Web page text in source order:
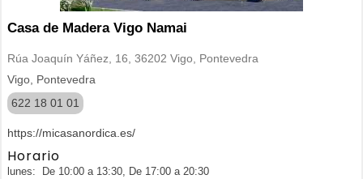
Casa de Madera Vigo Namai
Rúa Joaquín Yáñez, 16, 36202 Vigo, Pontevedra
Vigo, Pontevedra
622 18 01 01
https://micasanordica.es/
Horario
lunes: De 10:00 a 13:30, De 17:00 a 20:30